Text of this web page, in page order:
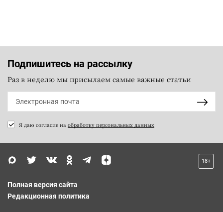
Подпишитесь на рассылку
Раз в неделю мы присылаем самые важные статьи
Я даю согласие на обработку персональных данных
18+
Полная версия сайта
Редакционная политика